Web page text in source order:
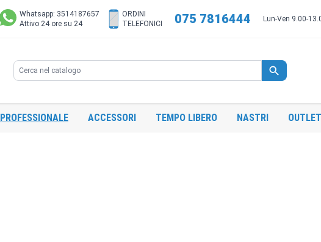
Whatsapp: 3514187657
Attivo 24 ore su 24
ORDINI
TELEFONICI
075 7816444 Lun-Ven 9.00-
PROFESSIONALE ACCESSORI TEMPO LIBERO NASTRI OUTLET